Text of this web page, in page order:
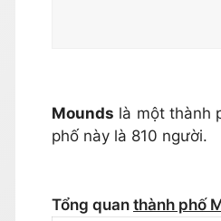
Mounds là một thành
phố này là 810 người.
Tổng quan thành phố